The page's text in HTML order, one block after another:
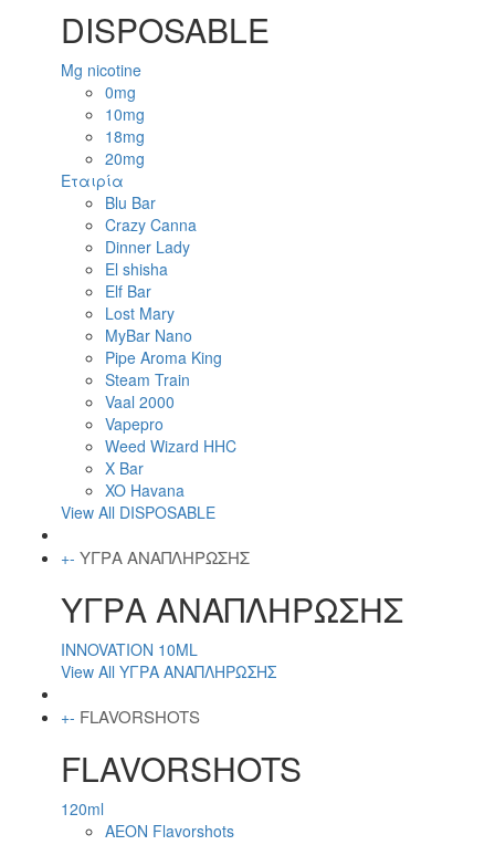
DISPOSABLE
Mg nicotine
0mg
10mg
18mg
20mg
Εταιρία
Blu Bar
Crazy Canna
Dinner Lady
El shisha
Elf Bar
Lost Mary
MyBar Nano
Pipe Aroma King
Steam Train
Vaal 2000
Vapepro
Weed Wizard HHC
X Bar
XO Havana
View All DISPOSABLE
+- ΥΓΡΑ ΑΝΑΠΛΗΡΩΣΗΣ
ΥΓΡΑ ΑΝΑΠΛΗΡΩΣΗΣ
INNOVATION 10ML
View All ΥΓΡΑ ΑΝΑΠΛΗΡΩΣΗΣ
+- FLAVORSHOTS
FLAVORSHOTS
120ml
AEON Flavorshots